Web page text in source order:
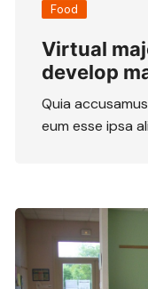
Food
Virtual
develop
Quia
eum esse ipsa